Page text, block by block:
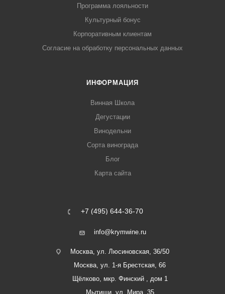
Программа лояльности
Культурный бонус
Корпоративным клиентам
Согласие на обработку персональных данных
ИНФОРМАЦИЯ
Винная Школа
Дегустации
Винодельни
Сорта винограда
Блог
Карта сайта
+7 (495) 644-36-70
info@krymwine.ru
Москва, ул. Люсиновская, 36/50
Москва, ул. 1-я Брестская, 66
Щёлково, мкр. Финский , дом 1
Мытищи, ул. Мира, 35